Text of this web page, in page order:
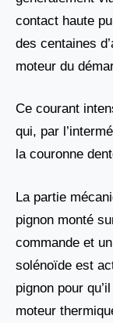
contact haute
des centaines
moteur du
Ce courant
qui, par
la couronne
La partie
pignon monté
commande et
solénoïde est
pignon pour
moteur